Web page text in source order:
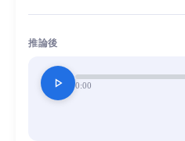
推論後
play_arrow 0:00